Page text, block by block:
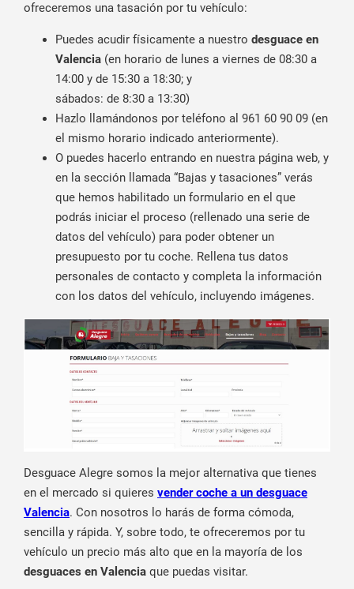
ofreceremos una tasación por tu vehículo:
Puedes acudir físicamente a nuestro desguace en
Valencia (en horario de lunes a viernes de 08:30 a
14:00 y de 15:30 a 18:30; y
sábados: de 8:30 a 13:30)
Hazlo llamándonos por teléfono al 961 60 90 09 (en
el mismo horario indicado anteriormente).
O puedes hacerlo entrando en nuestra página web, y
en la sección llamada “Bajas y tasaciones” verás
que hemos habilitado un formulario en el que
podrás iniciar el proceso (rellenado una serie de
datos del vehículo) para poder obtener un
presupuesto por tu coche. Rellena tus datos
personales de contacto y completa la información
con los datos del vehículo, incluyendo imágenes.
Desguace Alegre somos la mejor alternativa que tienes
en el mercado si quieres vender coche a un desguace
Valencia. Con nosotros lo harás de forma cómoda,
sencilla y rápida. Y, sobre todo, te ofreceremos por tu
vehículo un precio más alto que en la mayoría de los
desguaces en Valencia que puedas visitar.